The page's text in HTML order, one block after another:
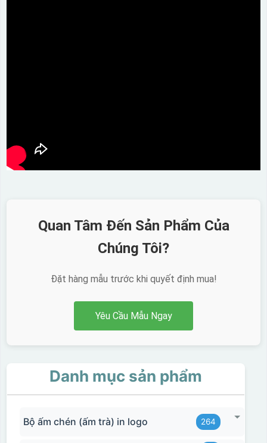
Quan Tâm Đến Sản Phẩm Của
Chúng Tôi?
Đặt hàng mẫu trước khi quyết định mua!
Yêu Cầu Mẫu Ngay
Danh mục sản phẩm
Bộ ấm chén (ấm trà) in logo 264